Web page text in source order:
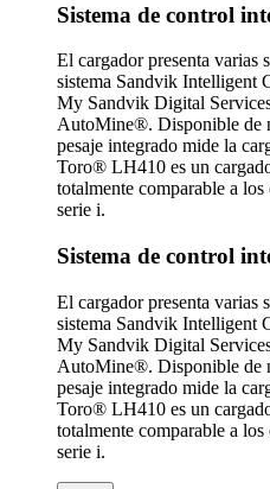
Sistema de control
El cargador presenta varias
sistema Sandvik Intelligent
My Sandvik Digital
AutoMine®. Disponible de
pesaje integrado mide la
Toro® LH410 es un
totalmente comparable a los
serie i.
Sistema de control
El cargador presenta varias
sistema Sandvik Intelligent
My Sandvik Digital
AutoMine®. Disponible de
pesaje integrado mide la
Toro® LH410 es un
totalmente comparable a los
serie i.